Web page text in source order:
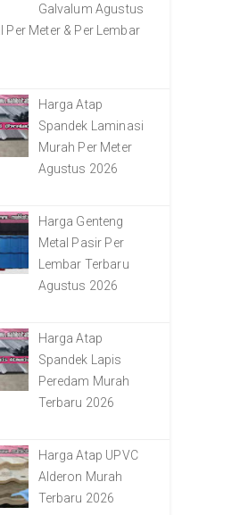
Galvalum Agustus
Per Meter & Per Lembar
Harga Atap
Spandek Laminasi
Murah Per Meter
Agustus 2026
Harga Genteng
Metal Pasir Per
Lembar Terbaru
Agustus 2026
Harga Atap
Spandek Lapis
Peredam Murah
Terbaru 2026
Harga Atap UPVC
Alderon Murah
Terbaru 2026